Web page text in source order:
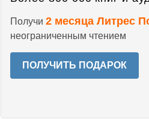
Получи 2 месяца Литрес
неограниченным чтением
ПОЛУЧИТЬ ПОДАРОК